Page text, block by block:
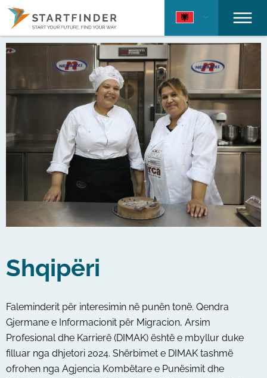
Shqipëri
Faleminderit për interesimin në punën tonë. Qendra
Gjermane e Informacionit për Migracion, Arsim
Profesional dhe Karrierë (DIMAK) është e mbyllur duke
filluar nga dhjetori 2024. Shërbimet e DIMAK tashmë
ofrohen nga Agjencia Kombëtare e Punësimit dhe